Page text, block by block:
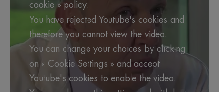
cookie » policy.
You have rejected Youtube's cookies and
therefore you cannot view the video.
You can change your choices by clicking
on « Cookie Settings » and accept
Youtube's cookies to enable the video.